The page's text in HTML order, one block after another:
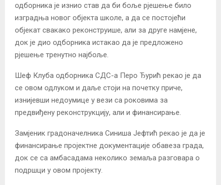
одборника је изнио став да би боље рјешење било
изградња новог објекта школе, а да се постојећи
објекат свакако реконструише, али за друге намјене,
док је дио одборника истакао да је предложено
рјешење тренутно најбоље.
Шеф Клуба одборника СДС-а Перо Ђурић рекао је да
се овом одлуком и даље стоји на почетку приче,
изнијевши недоумице у вези са роковима за
предвиђену реконструкцију, али и финансирање.
Замјеник градоначелника Синиша Јефтић рекао је да је
финансирање пројектне документације обавеза града,
док се са амбасадама неколико земаља разговара о
подршци у овом пројекту.